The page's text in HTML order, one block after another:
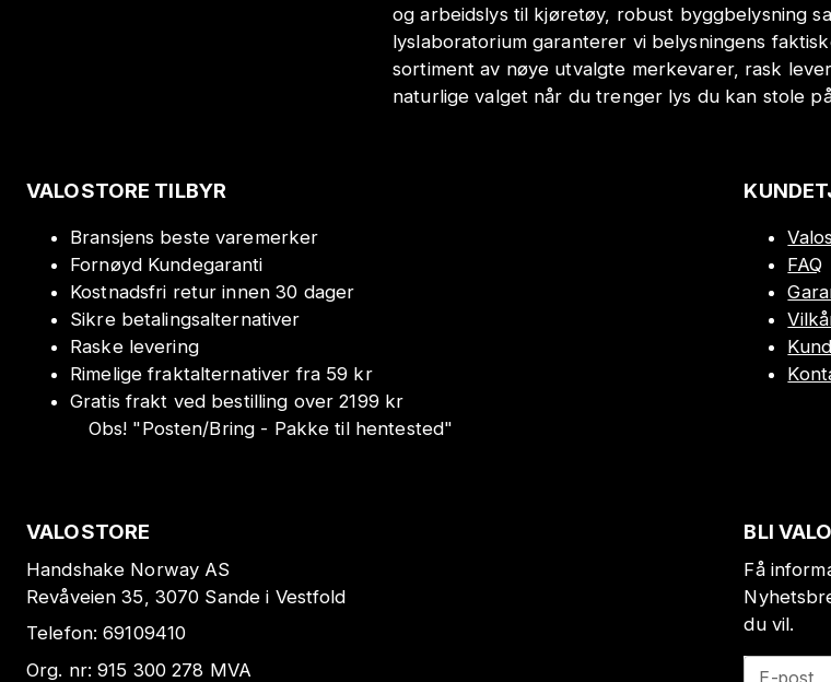
og arbeidslys til kjøretøy, robust byggbelysning
lyslaboratorium garanterer vi belysningens
sortiment av nøye utvalgte merkevarer, rask
naturlige valget når du trenger lys du kan stole
VALOSTORE TILBYR
Bransjens beste varemerker
Fornøyd Kundegaranti
Kostnadsfri retur innen 30 dager
Sikre betalingsalternativer
Raske levering
Rimelige fraktalternativer fra 59 kr
Gratis frakt ved bestilling over 2199 kr
Obs! "Posten/Bring - Pakke til hentested"
FAQ
VALOSTORE
Handshake Norway AS
Revåveien 35, 3070 Sande i Vestfold
Telefon:69109410
Org. nr:915 300 278 MVA
BLI
Få
du vil.